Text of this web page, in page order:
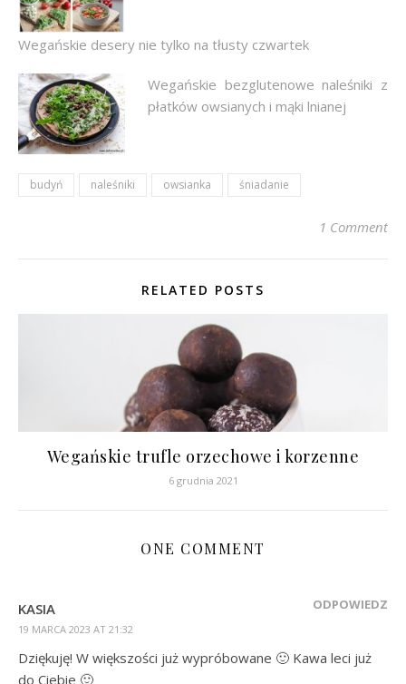
Wegańskie desery nie tylko na tłusty czwartek
Wegańskie bezglutenowe naleśniki z
płatków owsianych i mąki lnianej
budyń naleśniki owsianka śniadanie
1 Comment
RELATED POSTS
Wegańskie trufle orzechowe i korzenne
6 grudnia 2021
ONE COMMENT
KASIA
19 MARCA 2023 AT 21:32
ODPOWIEDZ
Dziękuję! W większości już wypróbowane 🙂 Kawa leci już
do Ciebie 🙂